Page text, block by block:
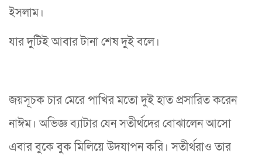
ইসলাম।
যার দুটিই আবার টানা শেষ দুই বলে।
জয়সূচক চার মেরে পাখির মতো দুই হাত প্রসারিত করেন
নাঈম। অভিজ্ঞ ব্যাটার যেন সতীর্থদের বোঝালেন আসো
এবার বুকে বুক মিলিয়ে উদযাপন করি। সতীর্থরাও তার